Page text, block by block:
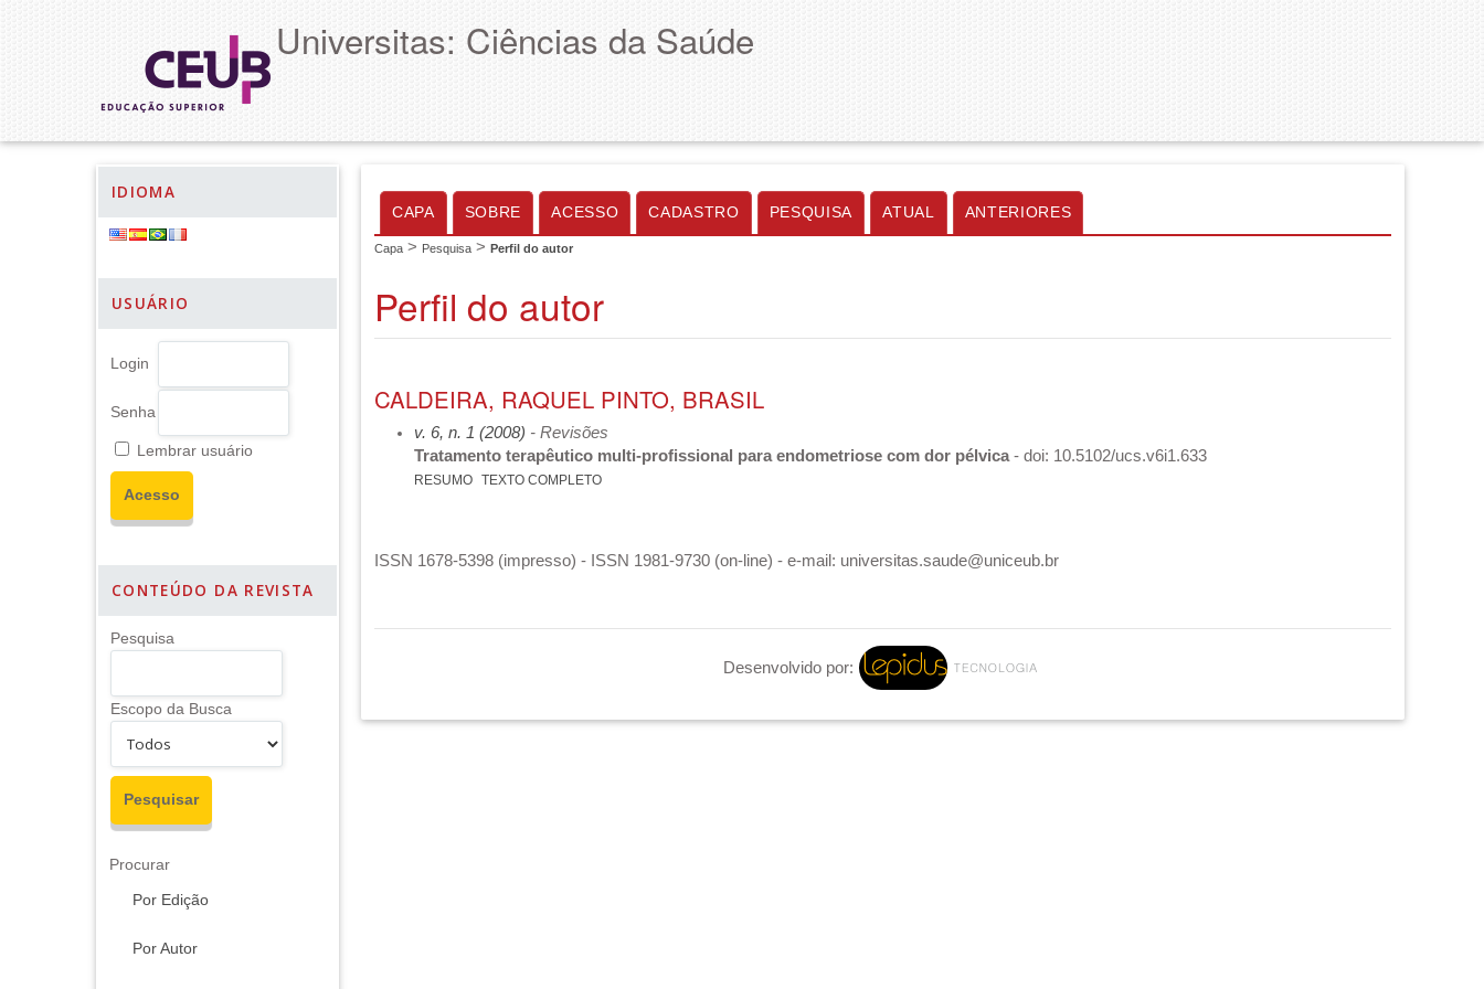
Universitas: Ciências da Saúde
IDIOMA
USUÁRIO
Login
Senha
Lembrar usuário
CONTEÚDO DA REVISTA
Pesquisa
Escopo da Busca
Procurar
Por Edição
Por Autor
CAPA SOBRE ACESSO CADASTRO PESQUISA ATUAL ANTERIORES
Capa > Pesquisa > Perfil do autor
Perfil do autor
CALDEIRA, RAQUEL PINTO, BRASIL
v. 6, n. 1 (2008) - Revisões
Tratamento terapêutico multi-profissional para endometriose com dor pélvica- doi: 10.5102/ucs.v6i1.633
RESUMO TEXTO COMPLETO
ISSN 1678-5398 (impresso) - ISSN 1981-9730 (on-line) - e-mail: universitas.saude@uniceub.br
Desenvolvido por: